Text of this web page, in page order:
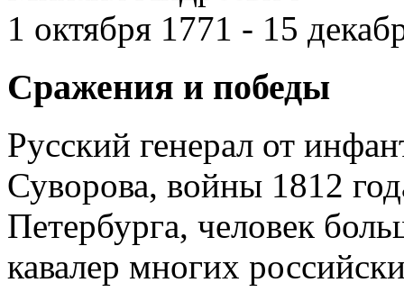
1 октября 1771 - 15
Сражения и победы
Русский генерал от
Суворова, войны 1812
Петербурга, человек
кавалер многих